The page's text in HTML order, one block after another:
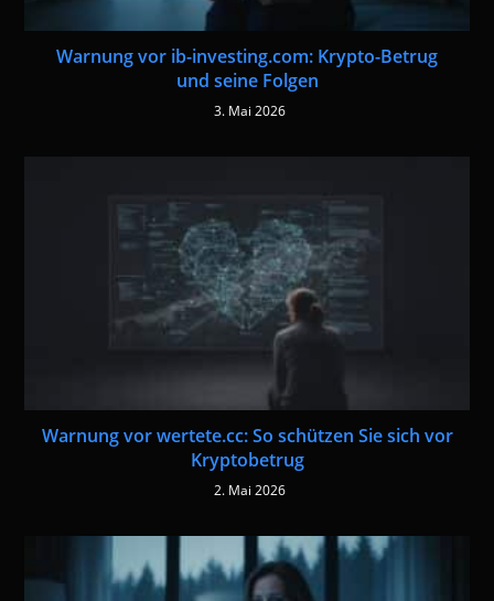
Warnung vor ib-investing.com: Krypto-Betrug
und seine Folgen
3. Mai 2026
Warnung vor wertete.cc: So schützen Sie sich vor
Kryptobetrug
2. Mai 2026